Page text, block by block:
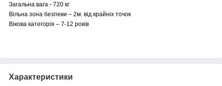
Загальна вага - 720 кг
Вільна зона безпеки – 2м. від крайніх точок
Вікова категорія – 7-12 років
Характеристики